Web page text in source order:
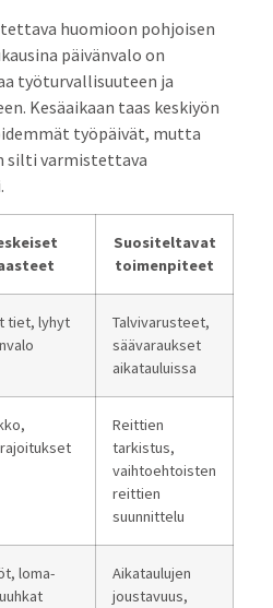
huomioon pohjoisen
päivänvalo on
työturvallisuuteen ja
Kesäaikaan taas keskiyön
työpäivät, mutta
silti varmistettava
Suositeltavat
toimenpiteet
tiet, lyhyt
Talvivarusteet,
säävaraukset
aikatauluissa
Reittien
tarkistus,
vaihtoehtoisten
reittien
suunnittelu
loma-
Aikataulujen
joustavuus,